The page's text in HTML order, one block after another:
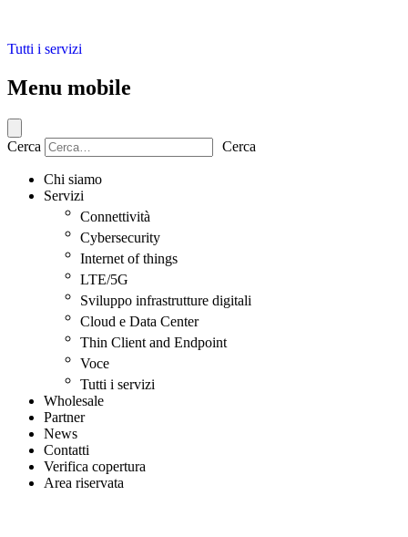
Tutti i servizi
Menu mobile
Cerca Cerca
Chi siamo
Servizi
Connettività
Cybersecurity
Internet of things
LTE/5G
Sviluppo infrastrutture digitali
Cloud e Data Center
Thin Client and Endpoint
Voce
Tutti i servizi
Wholesale
Partner
News
Contatti
Verifica copertura
Area riservata